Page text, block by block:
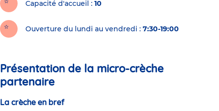
Capacité d'accueil 10
Ouverture du lundi au vendredi : 7:30-19:00
Présentation de la micro-crèche
partenaire
La crèche en bref